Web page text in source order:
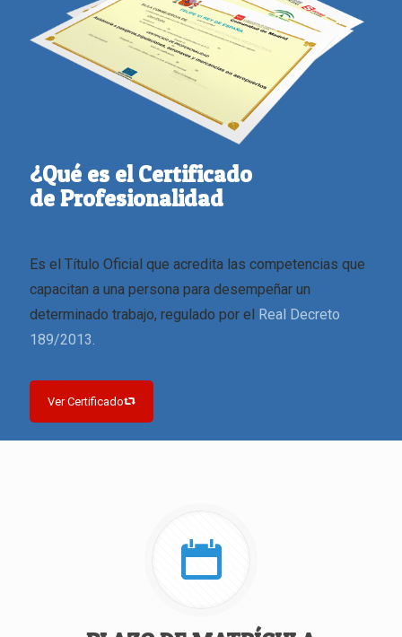
¿Qué es el Certificado
de Profesionalidad
Es el Título Oficial que acredita las competencias que
capacitan a una persona para desempeñar un
determinado trabajo, regulado por el
Real Decreto
189/2013.
Ver Certificado